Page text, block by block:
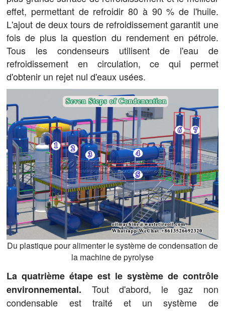
effet, permettant de refroidir 80 à 90 % de l'huile.
L'ajout de deux tours de refroidissement garantit une
fois de plus la question du rendement en pétrole.
Tous les condenseurs utilisent de l'eau de
refroidissement en circulation, ce qui permet
d'obtenir un rejet nul d'eaux usées.
Du plastique pour alimenter le système de condensation de
la machine de pyrolyse
La quatrième étape est le système de contrôle
environnemental. Tout d'abord, le gaz non
condensable est traité et un système de